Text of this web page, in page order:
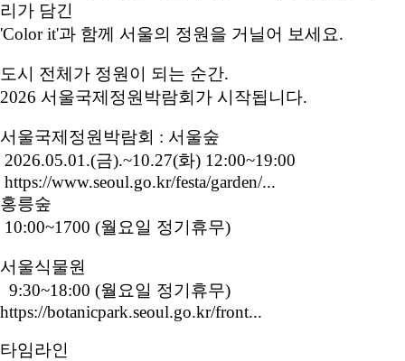
리가 담긴
'Color it'과 함께 서울의 정원을 거닐어 보세요.
도시 전체가 정원이 되는 순간.
2026 서울국제정원박람회가 시작됩니다.
서울국제정원박람회 : 서울숲
2026.05.01.(금).~10.27(화) 12:00~19:00
https://www.seoul.go.kr/festa/garden/...
홍릉숲
10:00~1700 (월요일 정기휴무)
서울식물원
9:30~18:00 (월요일 정기휴무)
https://botanicpark.seoul.go.kr/front...
타임라인